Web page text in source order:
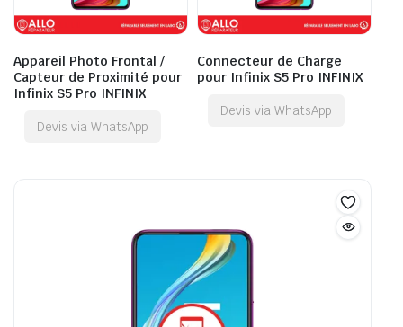
Appareil Photo Frontal /
Capteur de Proximité pour
Infinix S5 Pro INFINIX
Devis via WhatsApp
Connecteur de Charge
pour Infinix S5 Pro INFINIX
Devis via WhatsApp